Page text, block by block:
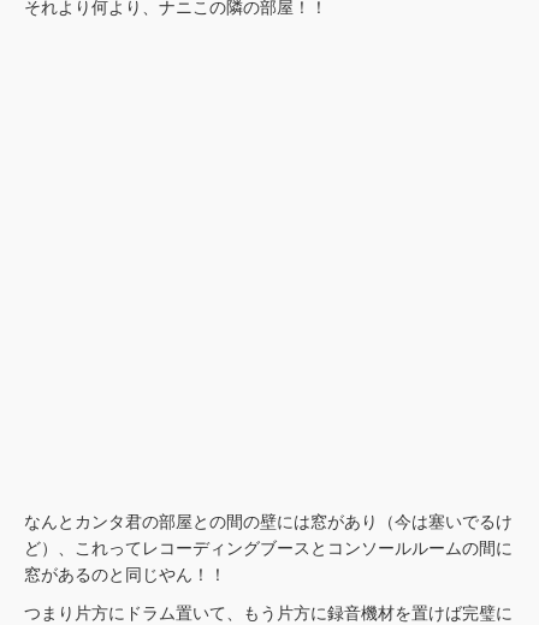
それより何より、ナニこの隣の部屋！！
なんとカンタ君の部屋との間の壁には窓があり（今は塞いでるけ
ど）、これってレコーディングブースとコンソールルームの間に
窓があるのと同じやん！！
つまり片方にドラム置いて、もう片方に録音機材を置けば完璧に